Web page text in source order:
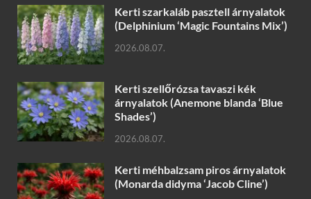
Kerti szarkaláb pasztell árnyalatok
(Delphinium ‘Magic Fountains Mix’)
2026.08.07.
Kerti szellőrózsa tavaszi kék
árnyalatok (Anemone blanda ‘Blue
Shades’)
2026.08.07.
Kerti méhbalzsam piros árnyalatok
(Monarda didyma ‘Jacob Cline’)